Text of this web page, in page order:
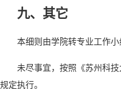
九、 其它
本细则由学院转专业工作
未尽事宜，按照《苏州科
规定执行。